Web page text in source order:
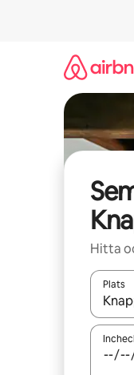
Hitta
Plats
När